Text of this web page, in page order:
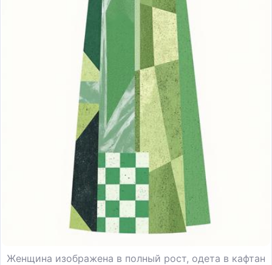
Женщина изображена в полный рост, одета в кафтан